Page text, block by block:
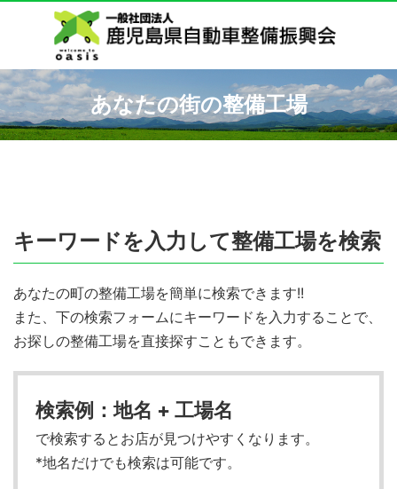
あなたの街の整備工場
キーワードを入力して整備工場を検索
あなたの町の整備工場を簡単に検索できます!!
また、下の検索フォームにキーワードを入力することで、
お探しの整備工場を直接探すこともできます。
検索例：地名 + 工場名
で検索するとお店が見つけやすくなります。
*地名だけでも検索は可能です。